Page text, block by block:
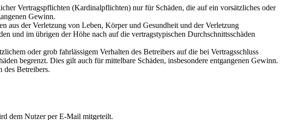
Vertragspflichten (Kardinalpflichten) nur für Schäden, die auf ein vorsätzliches oder
Gewinn.
aus der Verletzung von Leben, Körper und Gesundheit und der Verletzung
und im übrigen der Höhe nach auf die vertragstypischen Durchschnittsschäden
oder grob fahrlässigem Verhalten des Betreibers auf die bei Vertragsschluss
begrenzt. Dies gilt auch für mittelbare Schäden, insbesondere entgangenen Gewinn.
des Betreibers.
dem Nutzer per E-Mail mitgeteilt.